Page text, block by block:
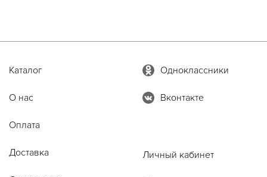
Каталог
О нас
Оплата
Доставка
Одноклассники
Вконтакте
Личный кабинет